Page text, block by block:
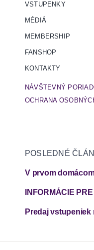
POSLEDNÉ
VSTUPENKY
MÉDIÁ
MEMBERSHIP
FANSHOP
KONTAKTY
NÁVŠTEVNÝ
OCHRANA